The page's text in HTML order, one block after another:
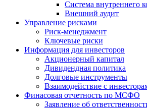
Система внутреннего
Внешний аудит
Управление рисками
Риск-менеджмент
Ключевые риски
Информация для инвесторов
Акционерный капитал
Дивидендная политика
Долговые инструменты
Взаимодействие с
Финасовая отчетность по МСФО
Заявление об